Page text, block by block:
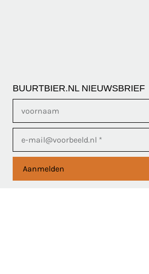
BUURTBIER.NL NIEUWSBRIEF
Aanmelden